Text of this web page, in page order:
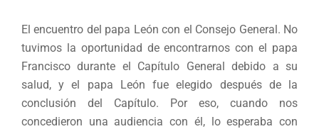
El encuentro del papa León con el Consejo General. No
tuvimos la oportunidad de encontrarnos con el papa
Francisco durante el Capítulo General debido a su
salud, y el papa León fue elegido después de la
conclusión del Capítulo. Por eso, cuando nos
concedieron una audiencia con él, lo esperaba con